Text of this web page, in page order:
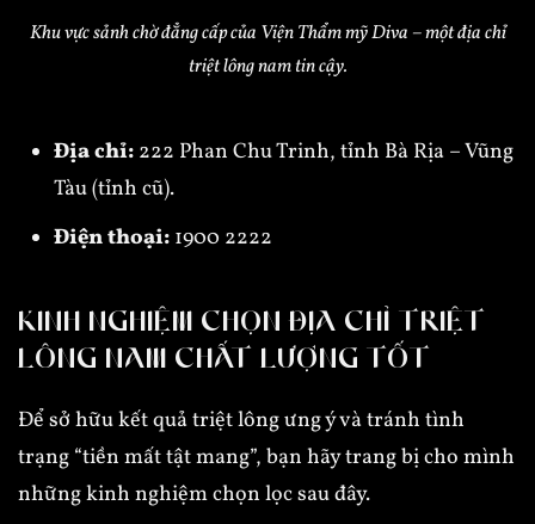
Khu vực sảnh chờ đẳng cấp của Viện Thẩm mỹ Diva – một địa chỉ
triệt lông nam tin cậy.
Địa chỉ: 222 Phan Chu Trinh, tỉnh Bà Rịa – Vũng
Tàu (tỉnh cũ).
Điện thoại: 1900 2222
KINH NGHIỆM CHỌN ĐỊA CHỈ TRIỆT
LÔNG NAM CHẤT LƯỢNG TỐT
Để sở hữu kết quả triệt lông ưng ý và tránh tình
trạng “tiền mất tật mang”, bạn hãy trang bị cho mình
những kinh nghiệm chọn lọc sau đây.